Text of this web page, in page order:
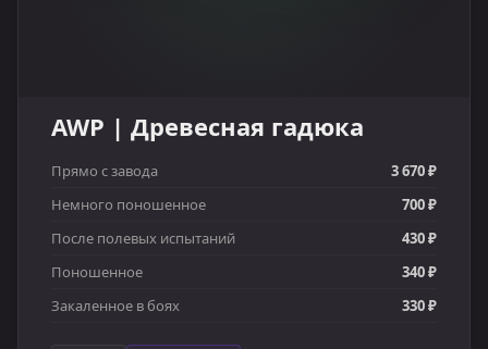
AWP | Древесная гадюка
Прямо с завода
3 670 ₽
Немного поношенное
700 ₽
После полевых испытаний
430 ₽
Поношенное
340 ₽
Закаленное в боях
330 ₽